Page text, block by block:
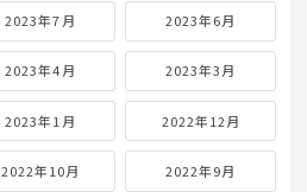
2023年7月 2023年6月
2023年4月 2023年3月
2023年1月 2022年12月
2022年10月 2022年9月